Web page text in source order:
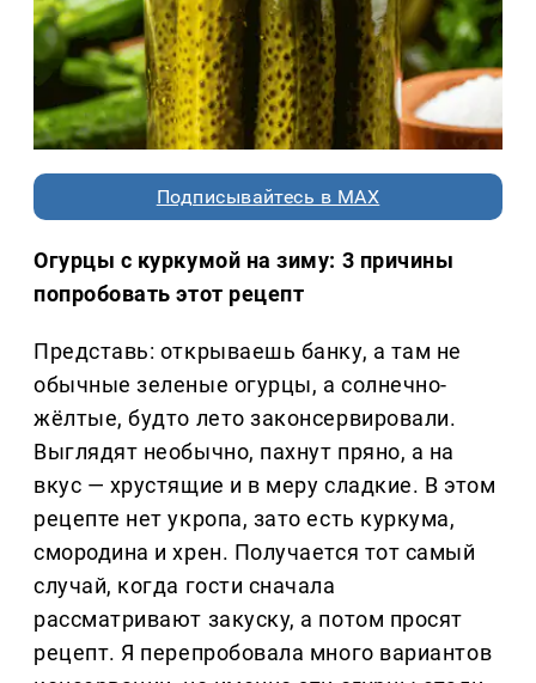
Подписывайтесь в MAX
Огурцы с куркумой на зиму: 3 причины
попробовать этот рецепт
Представь: открываешь банку, а там не
обычные зеленые огурцы, а солнечно-
жёлтые, будто лето законсервировали.
Выглядят необычно, пахнут пряно, а на
вкус — хрустящие и в меру сладкие. В этом
рецепте нет укропа, зато есть куркума,
смородина и хрен. Получается тот самый
случай, когда гости сначала
рассматривают закуску, а потом просят
рецепт. Я перепробовала много вариантов